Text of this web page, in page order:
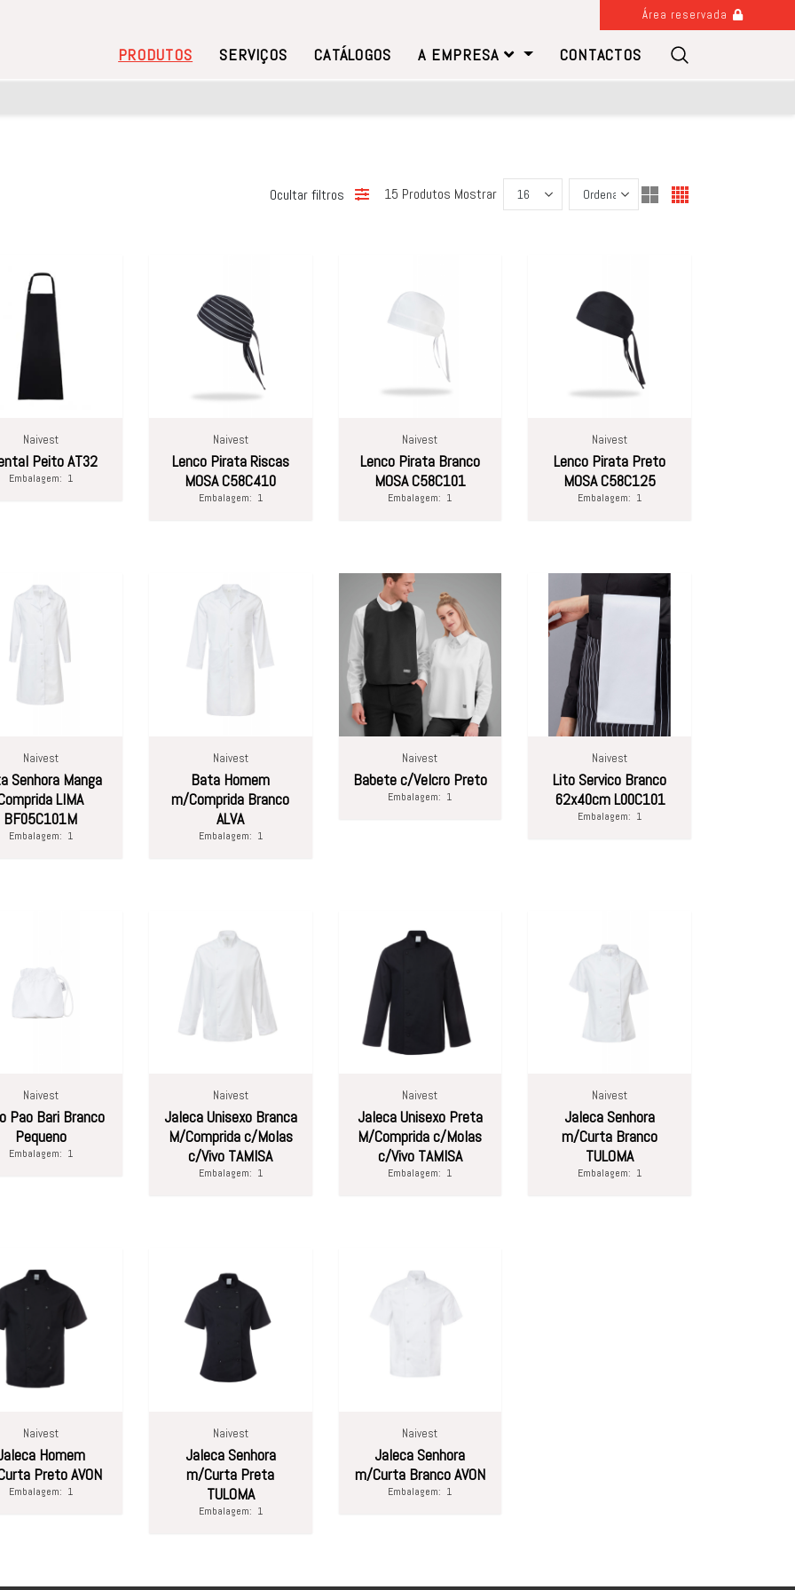
Área reservada
PRODUTOS SERVIÇOS CATÁLOGOS A EMPRESA CONTACTOS
Ocultar filtros 15 Produtos Mostrar
Naivest
Peito AT32
Embalagem: 1
Naivest
Lenco Pirata Riscas
MOSA C58C410
Embalagem: 1
Naivest
Lenco Pirata Branco
MOSA C58C101
Embalagem: 1
Naivest
Lenco Pirata Preto
MOSA C58C125
Embalagem: 1
Naivest
Senhora Manga
LIMA
BF05C101M
Embalagem: 1
Naivest
Bata Homem
m/Comprida Branco
ALVA
Embalagem: 1
Naivest
Babete c/Velcro Preto
Embalagem: 1
Naivest
Lito Servico Branco
62x40cm L00C101
Embalagem: 1
Naivest
Pao Bari Branco
Pequeno
Embalagem: 1
Naivest
Jaleca Unisexo Branca
M/Comprida c/Molas
c/Vivo TAMISA
Embalagem: 1
Naivest
Jaleca Unisexo Preta
M/Comprida c/Molas
c/Vivo TAMISA
Embalagem: 1
Naivest
Jaleca Senhora
m/Curta Branco
TULOMA
Embalagem: 1
Naivest
Homem
Preto AVON
Embalagem: 1
Naivest
Jaleca Senhora
m/Curta Preta
TULOMA
Embalagem: 1
Naivest
Jaleca Senhora
m/Curta Branco AVON
Embalagem: 1